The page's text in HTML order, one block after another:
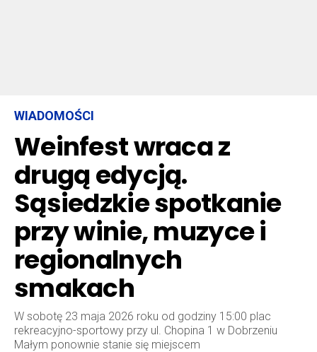
WIADOMOŚCI
Weinfest wraca z
drugą edycją.
Sąsiedzkie spotkanie
przy winie, muzyce i
regionalnych
smakach
W sobotę 23 maja 2026 roku od godziny 15:00 plac
rekreacyjno-sportowy przy ul. Chopina 1 w Dobrzeniu
Małym ponownie stanie się miejscem